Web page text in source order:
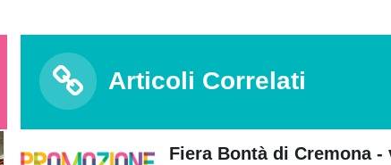
Articoli Correlati
Fiera Bontà di Cremona -